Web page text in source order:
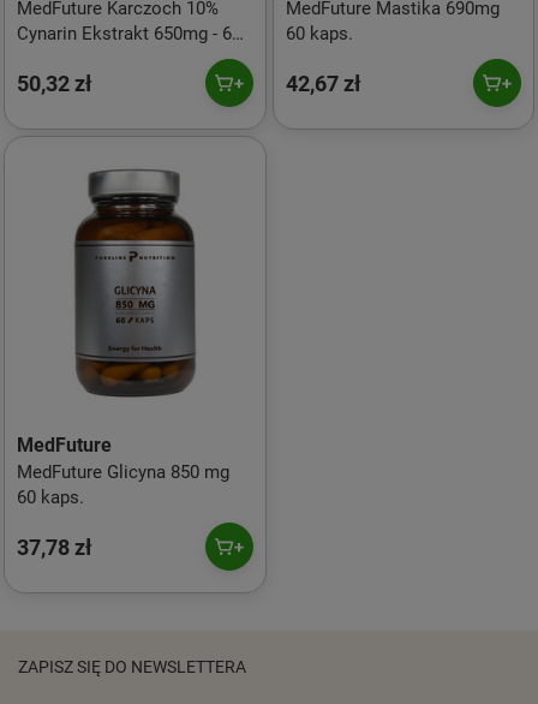
MedFuture Karczoch 10%
Cynarin Ekstrakt 650mg - 60
50,32 zł
MedFuture Mastika 690mg
60 kaps.
42,67 zł
MedFuture
MedFuture Glicyna 850 mg
60 kaps.
37,78 zł
ZAPISZ SIĘ DO NEWSLETTERA